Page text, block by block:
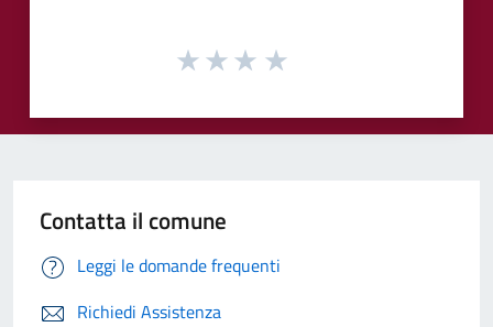
Contatta il comune
Leggi le domande frequenti
Richiedi Assistenza